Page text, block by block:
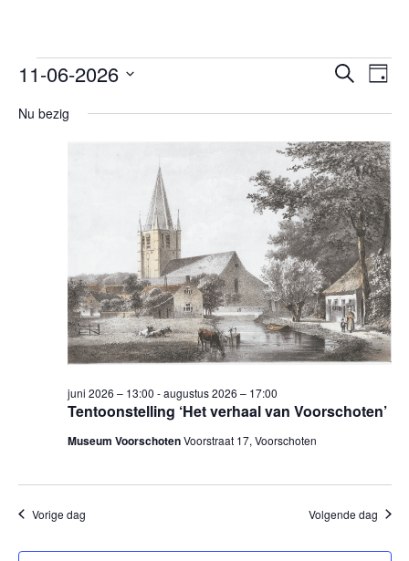
Evenementen
11 en
Zoeken
Dag
11-06-2026
een
Nu bezig
Tentoonstelling ‘Het verhaal van Voorschoten’
juni 2026 – 13:00 -augustus 2026 – 17:00
Museum VoorschotenVoorstraat 17, Voorschoten
Vorige dag Volgende dag